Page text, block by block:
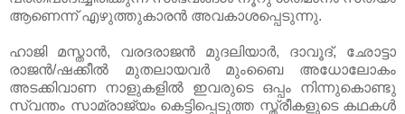
ആണെന്ന് എഴുത്തുകാരന്‍ അവകാശപ്പെടുന്നു.
ഹാജി മസ്താന്‍, വരദരാജന്‍ മുദലിയാര്‍, ദാവൂദ്, ഛോട്ടാ
രാജന്‍/ഷക്കീല്‍ മുതലായവര്‍ മുംബൈ അധോലോകം
അടക്കിവാണ നാളുകളില്‍ ഇവരുടെ ഒപ്പം നിന്നുകൊണ്ടു
സ്വന്തം സാമ്രാജ്യം കെട്ടിപ്പെടുത്ത സ്ത്രീകളുടെ കഥകള്‍